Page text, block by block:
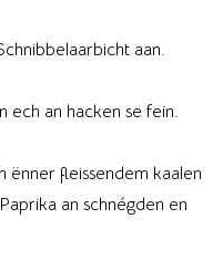
aan.
ech an hacken se fein.
ënner fleissendem kaalen
an schnégden en